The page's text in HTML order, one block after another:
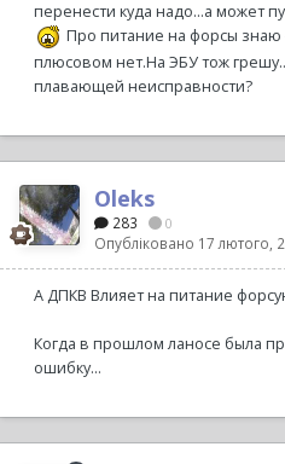
перенести куда надо...а может
Про питание на форсы знаю
плюсовом нет.На ЭБУ тож
плавающей неисправности?
Oleks
283 0
Опубліковано 17 лютого,
А ДПКВ Влияет на питание
Когда в прошлом ланосе была
ошибку...